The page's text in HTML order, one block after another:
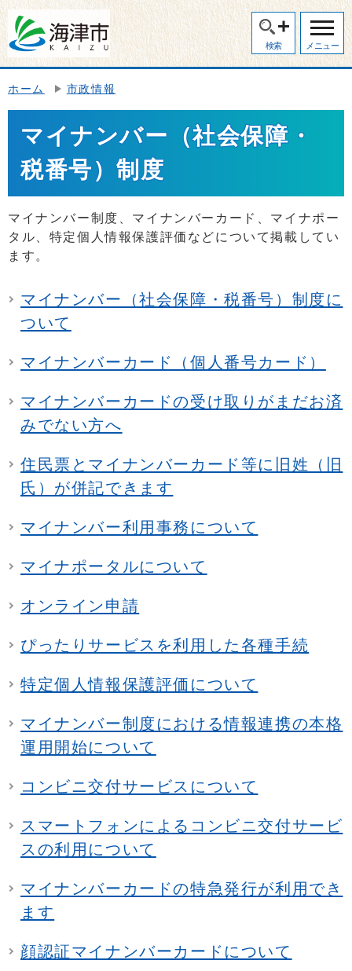
検索 メニュー
ホーム 市政情報
マイナンバー（社会保障・
税番号）制度
マイナンバー制度、マイナンバーカード、マイナポー
タル、特定個人情報保護評価などについて掲載してい
ます。
マイナンバー（社会保障・税番号）制度に
ついて
マイナンバーカード（個人番号カード）
マイナンバーカードの受け取りがまだお済
みでない方へ
住民票とマイナンバーカード等に旧姓（旧
氏）が併記できます
マイナンバー利用事務について
マイナポータルについて
オンライン申請
ぴったりサービスを利用した各種手続
特定個人情報保護評価について
マイナンバー制度における情報連携の本格
運用開始について
コンビニ交付サービスについて
スマートフォンによるコンビニ交付サービ
スの利用について
マイナンバーカードの特急発行が利用でき
ます
顔認証マイナンバーカードについて